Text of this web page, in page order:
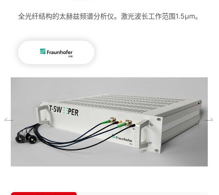
全光纤结构的太赫兹频谱分析仪。激光波长工作范围1.5µm。